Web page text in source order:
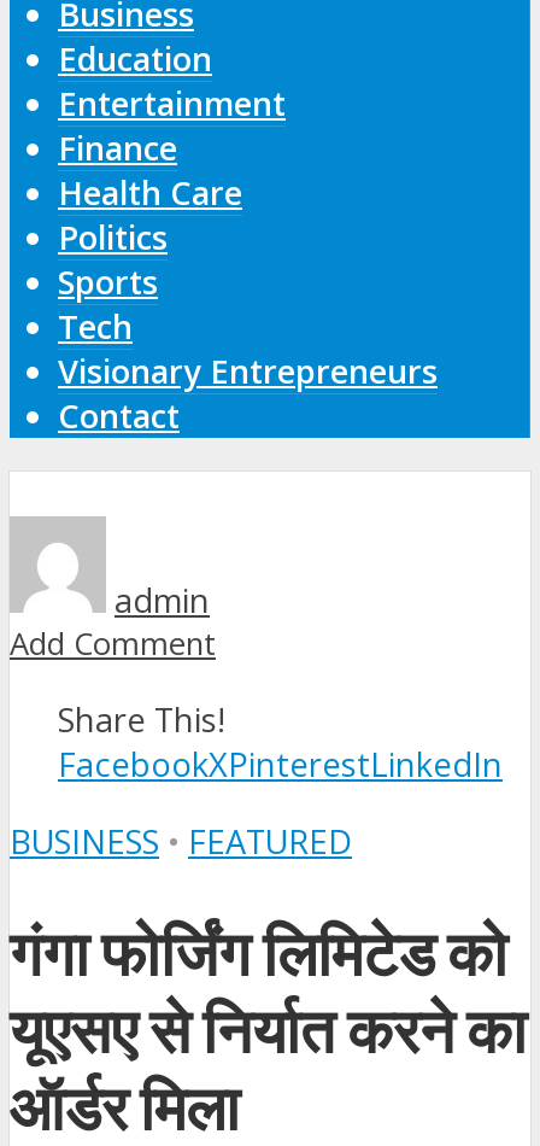
Business
Education
Entertainment
Finance
Health Care
Politics
Sports
Tech
Visionary Entrepreneurs
Contact
admin
Add Comment
Share This!
FacebookXPinterestLinkedIn
BUSINESS • FEATURED
गंगा फोर्जिंग लिमिटेड को
यूएसए से निर्यात करने का
ऑर्डर मिला